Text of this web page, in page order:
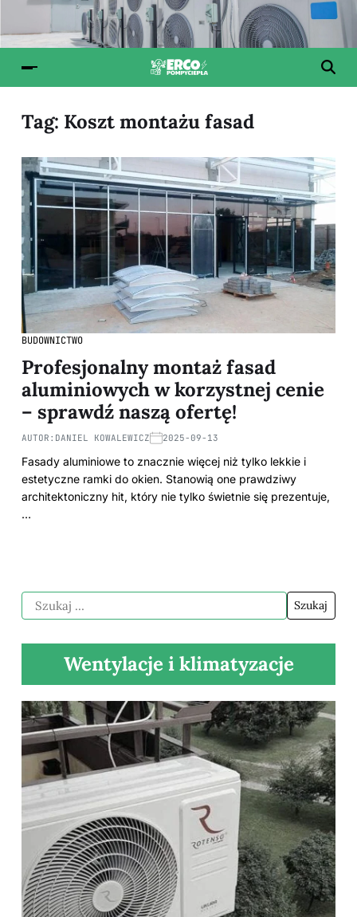
Tag: Koszt montażu fasad
BUDOWNICTWO
Profesjonalny montaż fasad
aluminiowych w korzystnej cenie
– sprawdź naszą ofertę!
AUTOR: DANIEL KOWALEWICZ 2025-09-13
Fasady aluminiowe to znacznie więcej niż tylko lekkie i
estetyczne ramki do okien. Stanowią one prawdziwy
architektoniczny hit, który nie tylko świetnie się prezentuje,
…
Wentylacje i klimatyzacje